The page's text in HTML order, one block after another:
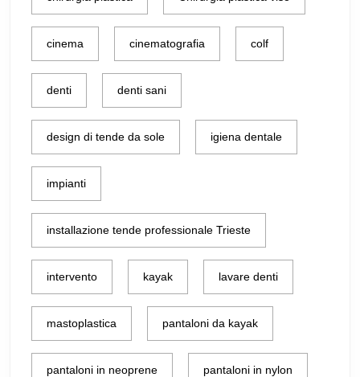
cinema cinematografia colf
denti denti sani
design di tende da sole igiena dentale
impianti
installazione tende professionale Trieste
intervento kayak lavare denti
mastoplastica pantaloni da kayak
pantaloni in neoprene pantaloni in nylon